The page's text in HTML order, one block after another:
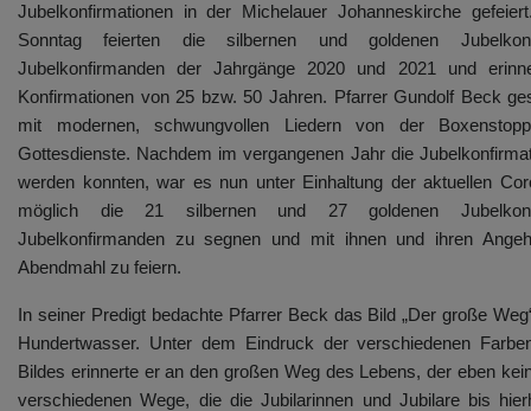
Jubelkonfirmationen in der Michelauer Johanneskirche
Sonntag feierten die silbernen und goldenen
Jubelkonfirmanden der Jahrgänge 2020 und 2021 und
Konfirmationen von 25 bzw. 50 Jahren. Pfarrer Gundolf Beck
mit modernen, schwungvollen Liedern von der
Gottesdienste. Nachdem im vergangenen Jahr die
werden konnten, war es nun unter Einhaltung der aktuellen
möglich die 21 silbernen und 27 goldenen
Jubelkonfirmanden zu segnen und mit ihnen und ihren
Abendmahl zu feiern.
In seiner Predigt bedachte Pfarrer Beck das Bild „Der große
Hundertwasser. Unter dem Eindruck der verschiedenen
Bildes erinnerte er an den großen Weg des Lebens, der eben
verschiedenen Wege, die die Jubilarinnen und Jubilare bis